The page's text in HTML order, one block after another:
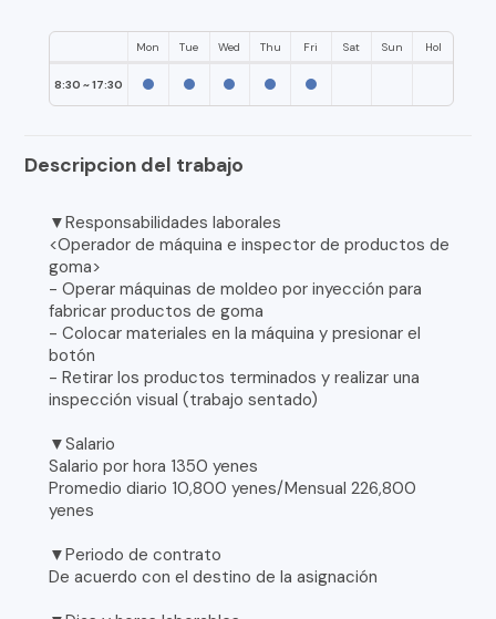
Mon Tue Wed Thu Fri Sat Sun Hol
8:30 ~ 17:30
Descripcion del trabajo
▼Responsabilidades laborales
<Operador de máquina e inspector de productos de
goma>
- Operar máquinas de moldeo por inyección para
fabricar productos de goma
- Colocar materiales en la máquina y presionar el
botón
- Retirar los productos terminados y realizar una
inspección visual (trabajo sentado)
▼Salario
Salario por hora 1350 yenes
Promedio diario 10,800 yenes/Mensual 226,800
yenes
▼Periodo de contrato
De acuerdo con el destino de la asignación